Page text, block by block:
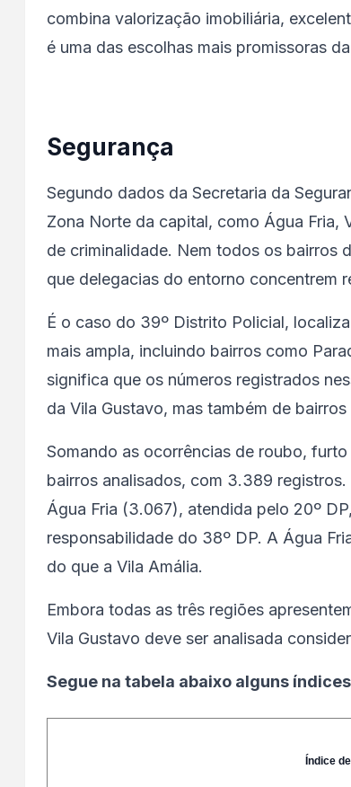
combina valorização imobiliária,
é uma das escolhas mais promissoras
Segurança
Segundo dados da Secretaria da
Zona Norte da capital, como Água Fria,
de criminalidade. Nem todos os bairros
que delegacias do entorno concentrem
É o caso do 39º Distrito Policial,
mais ampla, incluindo bairros como
significa que os números registrados
da Vila Gustavo, mas também de
Somando as ocorrências de roubo,
bairros analisados, com 3.389
Água Fria (3.067), atendida pelo 20º
responsabilidade do 38º DP. A Água
do que a Vila Amália.
Embora todas as três regiões
Vila Gustavo deve ser analisada
Segue na tabela abaixo alguns
Índice